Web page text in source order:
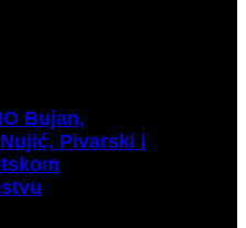
Bujan,
Pivarski i